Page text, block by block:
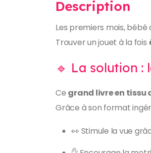
Description
Les premiers mois, bébé
Trouver un jouet à la fois
🔹 La solution :
Ce grand livre en tissu
Grâce à son format
👀 Stimule la vue